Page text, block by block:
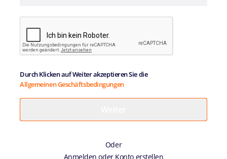
Durch Klicken auf Weiter akzeptieren Sie die
Allgemeinen Geschäftsbedingungen
Oder
Anmelden oder Konto erstellen